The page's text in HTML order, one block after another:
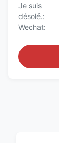
Je suis
désolé.:
Wechat: